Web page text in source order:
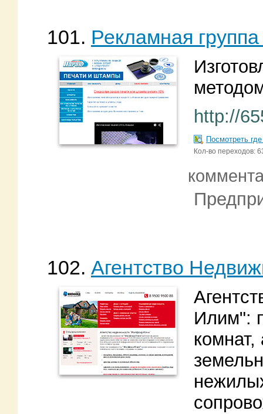
101. Рекламная
http://
Посмотреть
Кол-во переходов:
102. Агентство
Илим":